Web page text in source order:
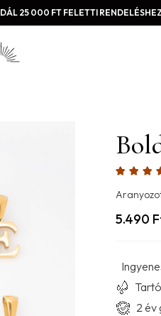
25 000 FT FELETTI
5.490
2 év